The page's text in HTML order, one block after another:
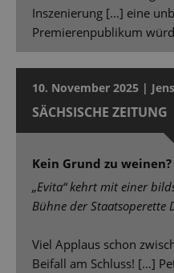
Inszenierung […] eine
Premierenpublikum
10. November 2025 |
SÄCHSISCHE ZEITUNG
Kein Grund zu weinen?
„Evita“ kehrt mit einer
Bühne der Staatsoperette
Viel Applaus schon
Beifall am Schluss! […]